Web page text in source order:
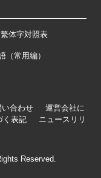
体字対照表
（常用編）
い合わせ
運営会社に
く表記
ニュースリリ
Reserved.